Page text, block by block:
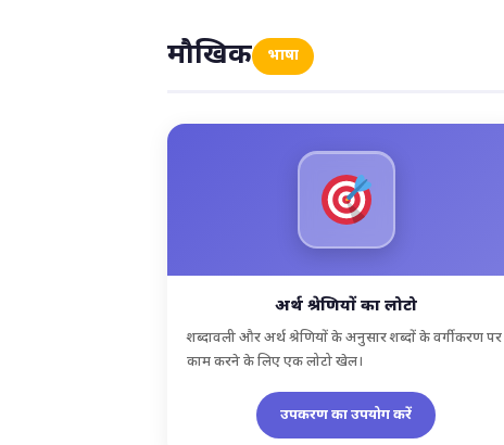
मौखिक भाषा
अर्थ श्रेणियों का लोटो
शब्दावली और अर्थ श्रेणियों के अनुसार शब्दों के वर्गीकरण पर
काम करने के लिए एक लोटो खेल।
उपकरण का उपयोग करें